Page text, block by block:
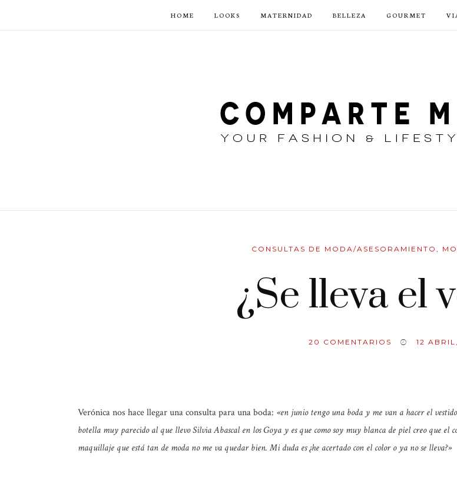
HOME LOOKS MATERNIDAD BELLEZA GOURMET
CONSULTAS DE MODA/ASESORAMIENTO ,
¿Se lleva el
20 COMENTARIOS 12
Verónica nos hace llegar una consulta para una boda: «en junio tengo una boda y me van a hacer el
botella muy parecido al que llevo Silvia Abascal en los Goya y es que como soy muy blanca de piel creo que el
maquillaje que está tan de moda no me va quedar bien. Mi duda es ¿he acertado con el color o ya no se lleva?»